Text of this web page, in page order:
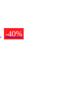
-40%